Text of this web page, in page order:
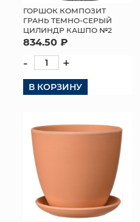
ГОРШОК КОМПОЗИТ
ГРАНЬ ТЕМНО-СЕРЫЙ
ЦИЛИНДР КАШПО №2
834.50 ₽
- +
В КОРЗИНУ